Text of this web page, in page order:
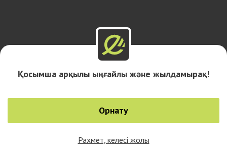
0
Қосымша арқылы ыңғайлы және жылдамырақ!
Орнату
Рахмет, келесі жолы